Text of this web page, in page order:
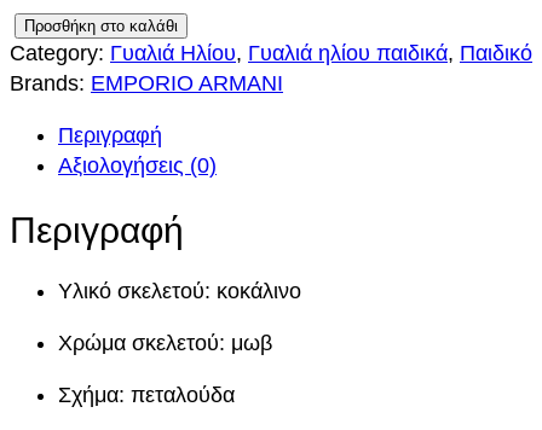
M
P
A
Προσθήκη στο καλάθι
Category: Γυαλιά Ηλίου, Γυαλιά ηλίου παιδικά, Παιδικό
Brands: EMPORIO ARMANI
Περιγραφή
Αξιολογήσεις (0)
Περιγραφή
Υλικό σκελετού: κοκάλινο
Χρώμα σκελετού: μωβ
Σχήμα: πεταλούδα